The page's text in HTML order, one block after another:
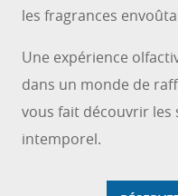
les fragrances
Une expérience
dans un monde de
vous fait découvrir les
intemporel.